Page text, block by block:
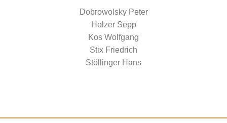
Dobrowolsky Peter
Holzer Sepp
Kos Wolfgang
Stix Friedrich
Stöllinger Hans